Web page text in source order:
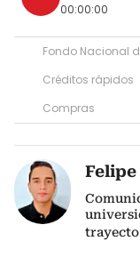
00:00:00
Fondo Nacional
Créditos rápidos
Compras